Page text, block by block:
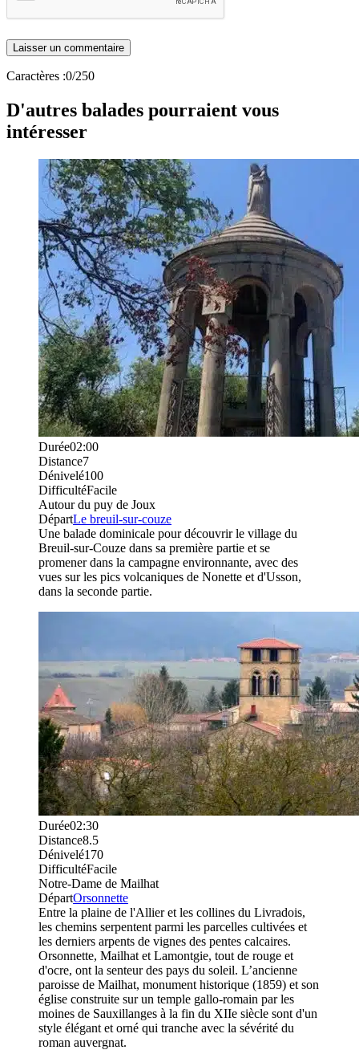
Caractères :0/250
D'autres balades pourraient vous
intéresser
Durée02:00
Distance7
Dénivelé100
DifficultéFacile
Autour du puy de Joux
DépartLe breuil-sur-couze
Une balade dominicale pour découvrir le village du
Breuil-sur-Couze dans sa première partie et se
promener dans la campagne environnante, avec des
vues sur les pics volcaniques de Nonette et d'Usson,
dans la seconde partie.
Durée02:30
Distance8.5
Dénivelé170
DifficultéFacile
Notre-Dame de Mailhat
DépartOrsonnette
Entre la plaine de l'Allier et les collines du Livradois,
les chemins serpentent parmi les parcelles cultivées et
les derniers arpents de vignes des pentes calcaires.
Orsonnette, Mailhat et Lamontgie, tout de rouge et
d'ocre, ont la senteur des pays du soleil. L’ancienne
paroisse de Mailhat, monument historique (1859) et son
église construite sur un temple gallo-romain par les
moines de Sauxillanges à la fin du XIIe siècle sont d'un
style élégant et orné qui tranche avec la sévérité du
roman auvergnat.